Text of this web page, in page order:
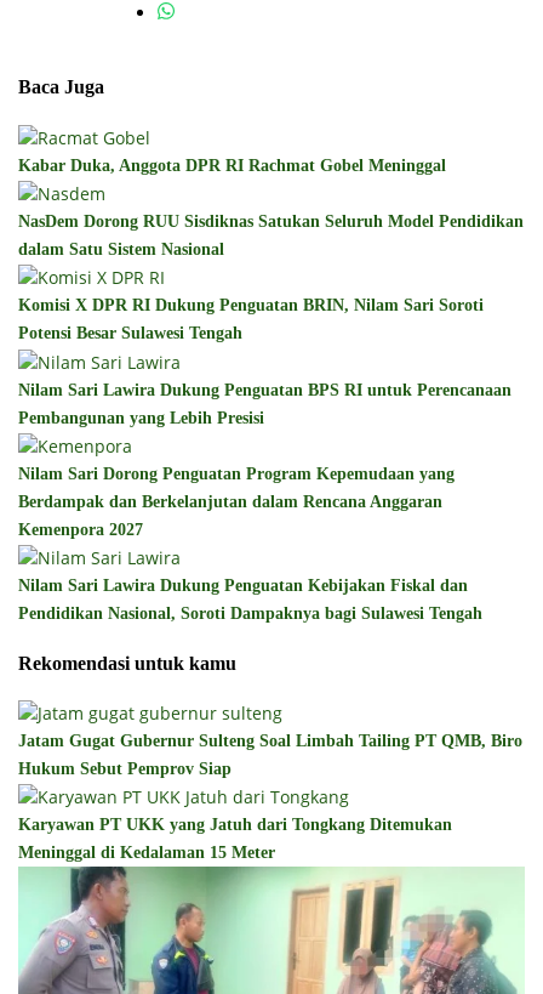
Baca Juga
Kabar Duka, Anggota DPR RI Rachmat Gobel Meninggal
NasDem Dorong RUU Sisdiknas Satukan Seluruh Model Pendidikan
dalam Satu Sistem Nasional
Komisi X DPR RI Dukung Penguatan BRIN, Nilam Sari Soroti
Potensi Besar Sulawesi Tengah
Nilam Sari Lawira Dukung Penguatan BPS RI untuk Perencanaan
Pembangunan yang Lebih Presisi
Nilam Sari Dorong Penguatan Program Kepemudaan yang
Berdampak dan Berkelanjutan dalam Rencana Anggaran
Kemenpora 2027
Nilam Sari Lawira Dukung Penguatan Kebijakan Fiskal dan
Pendidikan Nasional, Soroti Dampaknya bagi Sulawesi Tengah
Rekomendasi untuk kamu
Jatam Gugat Gubernur Sulteng Soal Limbah Tailing PT QMB, Biro
Hukum Sebut Pemprov Siap
Karyawan PT UKK yang Jatuh dari Tongkang Ditemukan
Meninggal di Kedalaman 15 Meter